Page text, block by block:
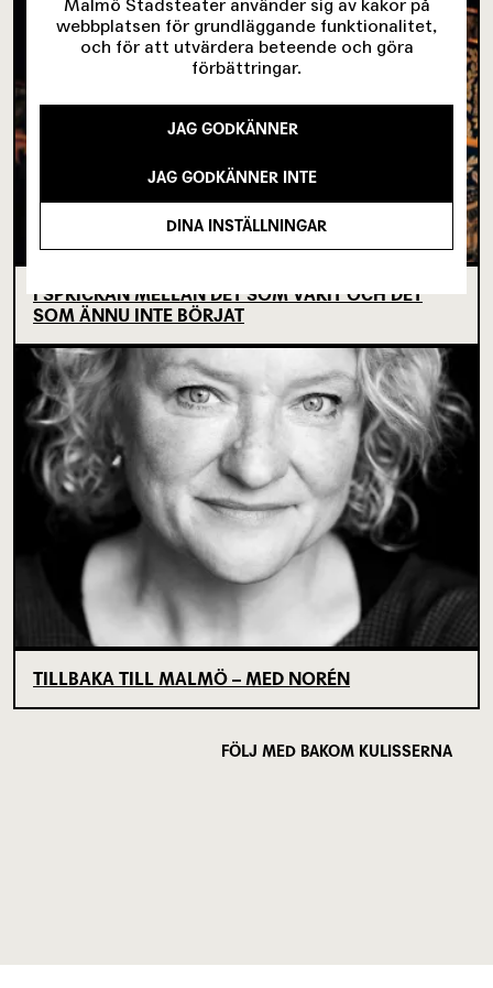
I SPRICKAN MELLAN DET SOM VARIT OCH DET
SOM ÄNNU INTE BÖRJAT
TILLBAKA TILL MALMÖ – MED NORÉN
FÖLJ MED BAKOM KULISSERNA
Malmö Stadsteater använder sig av kakor på
webbplatsen för grundläggande funktionalitet,
och för att utvärdera beteende och göra
förbättringar.
JAG GODKÄNNER
JAG GODKÄNNER INTE
DINA INSTÄLLNINGAR